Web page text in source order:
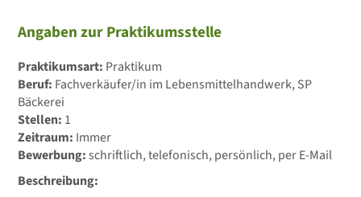
Angaben zur Praktikumsstelle
Praktikumsart: Praktikum
Beruf: Fachverkäufer/in im Lebensmittelhandwerk, SP
Bäckerei
Stellen: 1
Zeitraum: Immer
Bewerbung:schriftlich, telefonisch, persönlich, per E-Mail
Beschreibung: